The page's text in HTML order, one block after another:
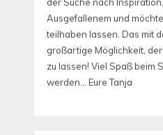
Ausgefallenem und
teilhaben lassen. Das mit
großartige Möglichkeit,
zu lassen! Viel Spaß beim
werden... Eure Tanja